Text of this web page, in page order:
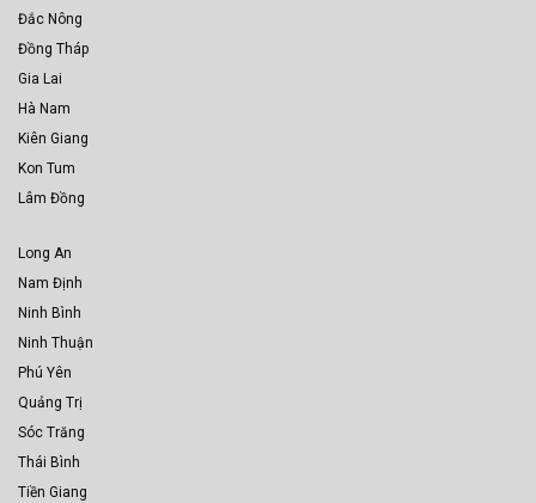
Đắc Nông
Đồng Tháp
Gia Lai
Hà Nam
Kiên Giang
Kon Tum
Lâm Đồng
Long An
Nam Định
Ninh Bình
Ninh Thuận
Phú Yên
Quảng Trị
Sóc Trăng
Thái Bình
Tiền Giang